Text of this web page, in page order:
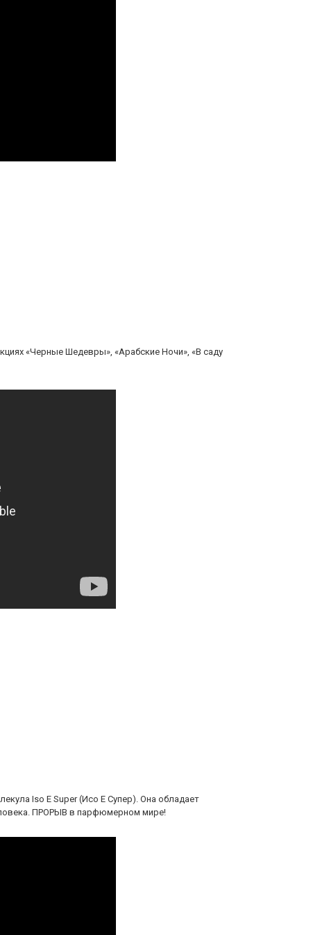
«Черные Шедевры», «Арабские Ночи», «В саду
Iso E Super (Исо Е Супер). Она обладает
ПРОРЫВ в парфюмерном мире!